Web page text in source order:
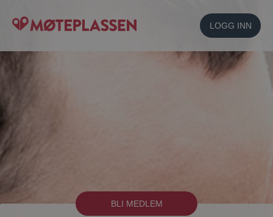
LOGG INN
BLI MEDLEM